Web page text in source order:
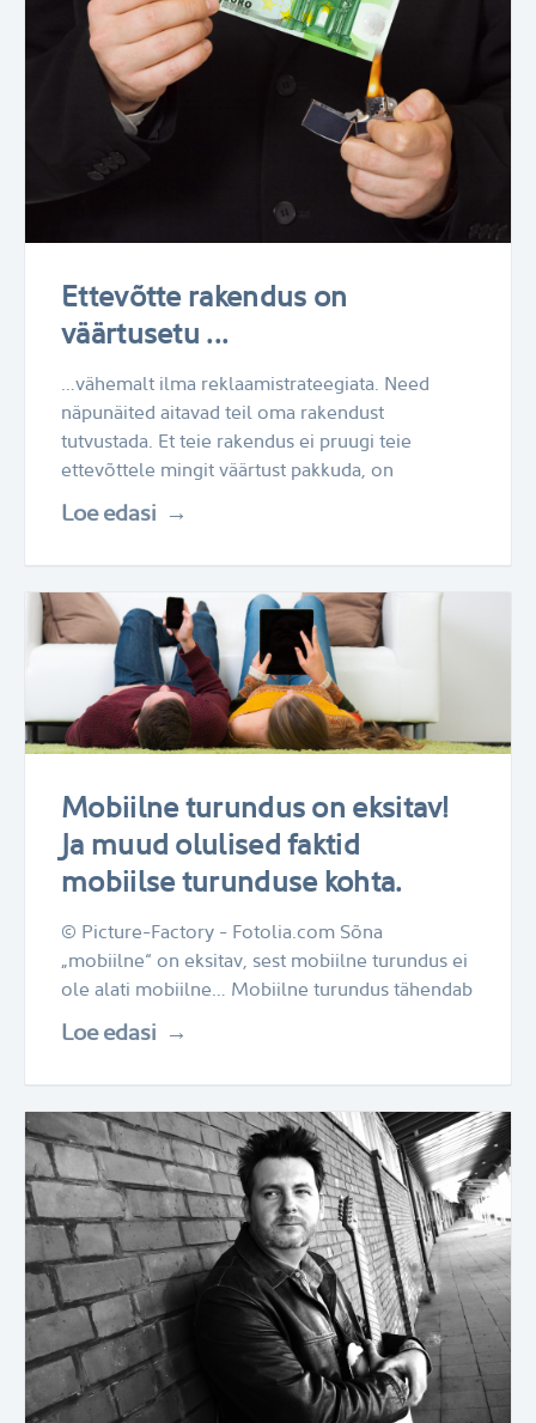
Ettevõtte rakendus on
väärtusetu ...
…vähemalt ilma reklaamistrateegiata. Need
näpunäited aitavad teil oma rakendust
tutvustada. Et teie rakendus ei pruugi teie
ettevõttele mingit väärtust pakkuda, on
Loe edasi
Mobiilne turundus on eksitav!
Ja muud olulised faktid
mobiilse turunduse kohta.
© Picture-Factory - Fotolia.com Sõna
„mobiilne“ on eksitav, sest mobiilne turundus ei
ole alati mobiilne… Mobiilne turundus tähendab
Loe edasi